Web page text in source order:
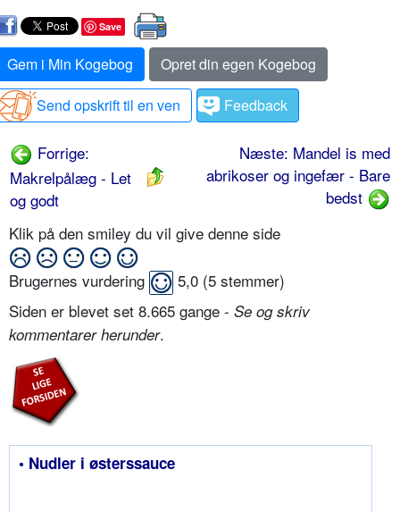
Save
Gem i Min Kogebog
Opret din egen Kogebog
Send opskrift til en ven
Feedback
Forrige:
Makrelpålæg - Let
og godt
Næste: Mandel is med
abrikoser og ingefær - Bare
bedst
Klik på den smiley du vil give denne side
Brugernes vurdering 5,0 (5 stemmer)
Siden er blevet set 8.665 gange - Se og skriv
kommentarer herunder.
• Nudler i østerssauce